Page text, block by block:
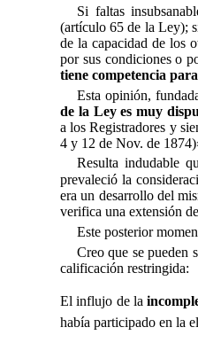
Si faltas
(artículo 65 de la Ley);
de la capacidad de los
por sus condiciones o
tiene competencia
Esta opinión,
de la Ley es muy
a los Registradores y
4 y 12 de Nov. de
Resulta indudable
prevaleció la
era un desarrollo del
verifica una extensión
Este posterior
Creo que se pueden
calificación restringida:
El influjo de la
había participado en la